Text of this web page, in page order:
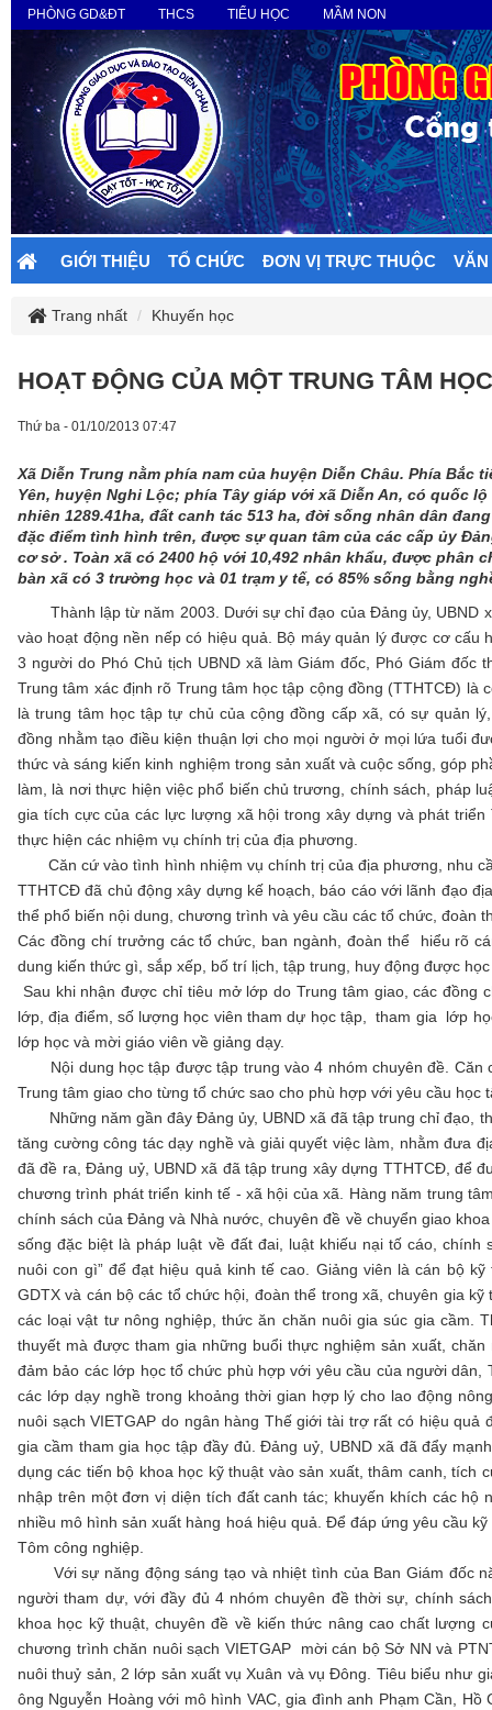
PHÒNG GD&ĐT THCS TIỂU HỌC MẦM NON
GIỚI THIỆU TỔ CHỨC ĐƠN VỊ TRỰC THUỘC
Trang nhất Khuyến học
HOẠT ĐỘNG CỦA MỘT TRUNG TÂM
Thứ ba - 01/10/2013 07:47
Xã Diễn Trung nằm phía nam của huyện Diễn Châu. Phía
Yên, huyện Nghi Lộc; phía Tây giáp với xã Diễn An, có quốc
nhiên 1289.41ha, đất canh tác 513 ha, đời sống nhân dân
đặc điểm tình hình trên, được sự quan tâm của các cấp ủy
cơ sở . Toàn xã có 2400 hộ với 10,492 nhân khẩu, được phân
bàn xã có 3 trường học và 01 trạm y tế, có 85% sống bằng
Thành lập từ năm 2003. Dưới sự chỉ đạo của Đảng ủy, UBND
vào hoạt động nền nếp có hiệu quả. Bộ máy quản lý được cơ
3 người do Phó Chủ tịch UBND xã làm Giám đốc, Phó Giám
Trung tâm xác định rõ Trung tâm học tập cộng đồng (TTHTCĐ)
là trung tâm học tập tự chủ của cộng đồng cấp xã, có sự quản
đồng nhằm tạo điều kiện thuận lợi cho mọi người ở mọi lứa tuổi
thức và sáng kiến kinh nghiệm trong sản xuất và cuộc sống, góp
làm, là nơi thực hiện việc phổ biến chủ trương, chính sách, pháp
gia tích cực của các lực lượng xã hội trong xây dựng và phát
thực hiện các nhiệm vụ chính trị của địa phương.
Căn cứ vào tình hình nhiệm vụ chính trị của địa phương, nhu
TTHTCĐ đã chủ động xây dựng kế hoạch, báo cáo với lãnh đạo
thể phổ biến nội dung, chương trình và yêu cầu các tổ chức, đoàn
Các đồng chí trưởng các tổ chức, ban ngành, đoàn thể hiểu rõ
dung kiến thức gì, sắp xếp, bố trí lịch, tập trung, huy động được
Sau khi nhận được chỉ tiêu mở lớp do Trung tâm giao, các
lớp, địa điểm, số lượng học viên tham dự học tập, tham gia lớp
lớp học và mời giáo viên về giảng dạy.
Nội dung học tập được tập trung vào 4 nhóm chuyên đề. Căn
Trung tâm giao cho từng tổ chức sao cho phù hợp với yêu cầu học
Những năm gần đây Đảng ủy, UBND xã đã tập trung chỉ đạo,
tăng cường công tác dạy nghề và giải quyết việc làm, nhằm đưa
đã đề ra, Đảng uỷ, UBND xã đã tập trung xây dựng TTHTCĐ, để
chương trình phát triển kinh tế - xã hội của xã. Hàng năm trung
chính sách của Đảng và Nhà nước, chuyên đề về chuyển giao
sống đặc biệt là pháp luật về đất đai, luật khiếu nại tố cáo,
nuôi con gì” để đạt hiệu quả kinh tế cao. Giảng viên là cán bộ
GDTX và cán bộ các tổ chức hội, đoàn thể trong xã, chuyên gia
các loại vật tư nông nghiệp, thức ăn chăn nuôi gia súc gia cầm.
thuyết mà được tham gia những buổi thực nghiệm sản xuất,
đảm bảo các lớp học tổ chức phù hợp với yêu cầu của người
các lớp dạy nghề trong khoảng thời gian hợp lý cho lao động
nuôi sạch VIETGAP do ngân hàng Thế giới tài trợ rất có hiệu
gia cầm tham gia học tập đầy đủ. Đảng uỷ, UBND xã đã đẩy
dụng các tiến bộ khoa học kỹ thuật vào sản xuất, thâm canh,
nhập trên một đơn vị diện tích đất canh tác; khuyến khích các
nhiều mô hình sản xuất hàng hoá hiệu quả. Để đáp ứng yêu cầu
Tôm công nghiệp.
Với sự năng động sáng tạo và nhiệt tình của Ban Giám đốc
người tham dự, với đầy đủ 4 nhóm chuyên đề thời sự, chính
khoa học kỹ thuật, chuyên đề về kiến thức nâng cao chất lượng
chương trình chăn nuôi sạch VIETGAP mời cán bộ Sở NN và
nuôi thuỷ sản, 2 lớp sản xuất vụ Xuân và vụ Đông. Tiêu biểu như
ông Nguyễn Hoàng với mô hình VAC, gia đình anh Phạm Cần,